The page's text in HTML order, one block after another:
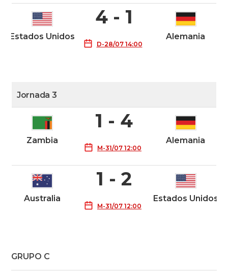
Estados Unidos
4 - 1
Alemania
D-28/07 14:00
Jornada 3
Zambia
1 - 4
Alemania
M-31/07 12:00
Australia
1 - 2
Estados Unidos
M-31/07 12:00
GRUPO C